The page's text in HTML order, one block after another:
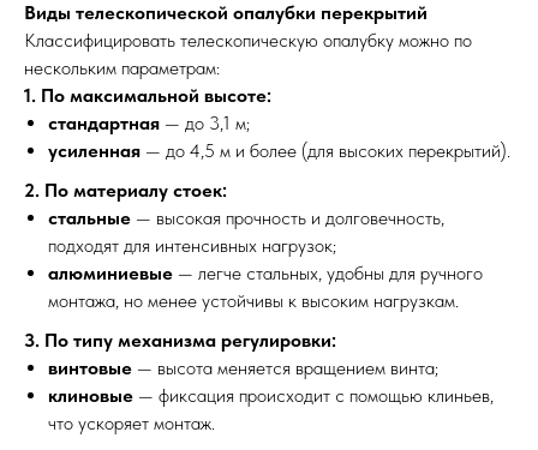
Виды телескопической опалубки перекрытий
Классифицировать телескопическую опалубку можно по
нескольким параметрам:
1. По максимальной высоте:
стандартная — до 3,1 м;
усиленная — до 4,5 м и более (для высоких перекрытий).
2. По материалу стоек:
стальные — высокая прочность и долговечность,
подходят для интенсивных нагрузок;
алюминиевые — легче стальных, удобны для ручного
монтажа, но менее устойчивы к высоким нагрузкам.
3. По типу механизма регулировки:
винтовые — высота меняется вращением винта;
клиновые — фиксация происходит с помощью клиньев,
что ускоряет монтаж.